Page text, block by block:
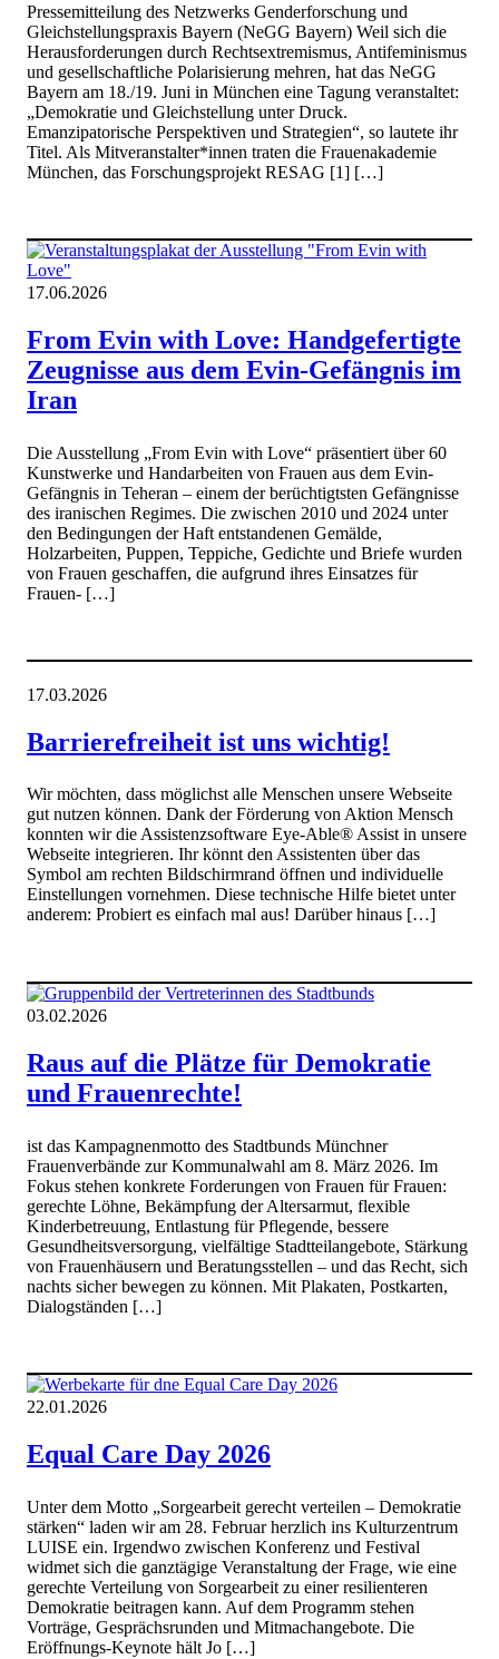
Pressemitteilung des Netzwerks Genderforschung und
Gleichstellungspraxis Bayern (NeGG Bayern) Weil sich die
Herausforderungen durch Rechtsextremismus, Antifeminismus
und gesellschaftliche Polarisierung mehren, hat das NeGG
Bayern am 18./19. Juni in München eine Tagung veranstaltet:
„Demokratie und Gleichstellung unter Druck.
Emanzipatorische Perspektiven und Strategien“, so lautete ihr
Titel. Als Mitveranstalter*innen traten die Frauenakademie
München, das Forschungsprojekt RESAG [1] […]
17.06.2026
From Evin with Love: Handgefertigte
Zeugnisse aus dem Evin-Gefängnis im
Iran
Die Ausstellung „From Evin with Love“ präsentiert über 60
Kunstwerke und Handarbeiten von Frauen aus dem Evin-
Gefängnis in Teheran – einem der berüchtigtsten Gefängnisse
des iranischen Regimes. Die zwischen 2010 und 2024 unter
den Bedingungen der Haft entstandenen Gemälde,
Holzarbeiten, Puppen, Teppiche, Gedichte und Briefe wurden
von Frauen geschaffen, die aufgrund ihres Einsatzes für
Frauen- […]
17.03.2026
Barrierefreiheit ist uns wichtig!
Wir möchten, dass möglichst alle Menschen unsere Webseite
gut nutzen können. Dank der Förderung von Aktion Mensch
konnten wir die Assistenzsoftware Eye-Able® Assist in unsere
Webseite integrieren. Ihr könnt den Assistenten über das
Symbol am rechten Bildschirmrand öffnen und individuelle
Einstellungen vornehmen. Diese technische Hilfe bietet unter
anderem: Probiert es einfach mal aus! Darüber hinaus […]
03.02.2026
Raus auf die Plätze für Demokratie
und Frauenrechte!
ist das Kampagnenmotto des Stadtbunds Münchner
Frauenverbände zur Kommunalwahl am 8. März 2026. Im
Fokus stehen konkrete Forderungen von Frauen für Frauen:
gerechte Löhne, Bekämpfung der Altersarmut, flexible
Kinderbetreuung, Entlastung für Pflegende, bessere
Gesundheitsversorgung, vielfältige Stadtteilangebote, Stärkung
von Frauenhäusern und Beratungsstellen – und das Recht, sich
nachts sicher bewegen zu können. Mit Plakaten, Postkarten,
Dialogständen […]
22.01.2026
Equal Care Day 2026
Unter dem Motto „Sorgearbeit gerecht verteilen – Demokratie
stärken“ laden wir am 28. Februar herzlich ins Kulturzentrum
LUISE ein. Irgendwo zwischen Konferenz und Festival
widmet sich die ganztägige Veranstaltung der Frage, wie eine
gerechte Verteilung von Sorgearbeit zu einer resilienteren
Demokratie beitragen kann. Auf dem Programm stehen
Vorträge, Gesprächsrunden und Mitmachangebote. Die
Eröffnungs-Keynote hält Jo […]